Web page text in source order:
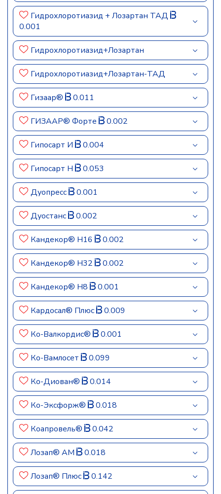
Гидрохлоротиазид + Лозартан ТАД
0.001
Гидрохлоротиазид+Лозартан
Гидрохлоротиазид+Лозартан-ТАД
Гизаар® 0.011
ГИЗААР® Форте 0.002
Гипосарт И 0.004
Гипосарт Н 0.053
Дуопресс 0.001
Дуостанс 0.002
Кандекор® Н16 0.002
Кандекор® Н32 0.002
Кандекор® Н8 0.001
Кардосал® Плюс 0.009
Ко-Валкордис® 0.001
Ко-Вамлосет 0.099
Ко-Диован® 0.014
Ко-Эксфорж® 0.018
Коапровель® 0.042
Лозап® АМ 0.018
Лозап® Плюс 0.142